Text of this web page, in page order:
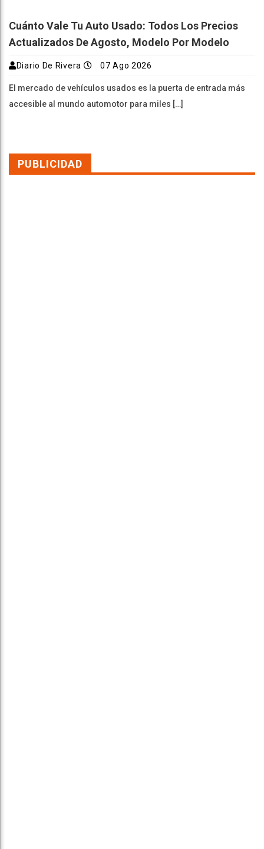
Cuánto Vale Tu Auto Usado: Todos Los Precios
Actualizados De Agosto, Modelo Por Modelo
Diario De Rivera 07 Ago 2026
El mercado de vehículos usados es la puerta de entrada más
accesible al mundo automotor para miles […]
PUBLICIDAD